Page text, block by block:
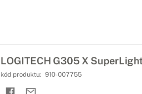
LOGITECH G305 X
kód produktu: 910-007755